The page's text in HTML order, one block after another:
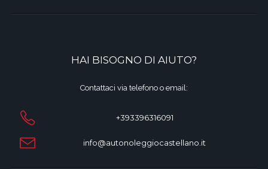
HAI BISOGNO DI AIUTO?
Contattaci via telefono o email:
+393396316091
info@autonoleggiocastellano.it